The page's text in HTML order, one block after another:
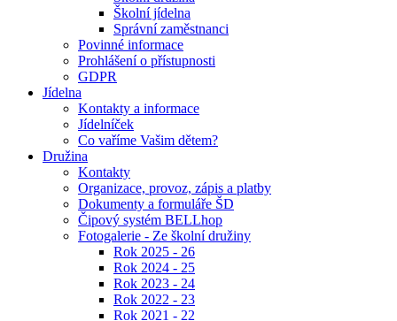
Školní jídelna
Správní zaměstnanci
Povinné informace
Prohlášení o přístupnosti
GDPR
Jídelna
Kontakty a informace
Jídelníček
Co vaříme Vašim dětem?
Družina
Kontakty
Organizace, provoz, zápis a platby
Dokumenty a formuláře ŠD
Čipový systém BELLhop
Fotogalerie - Ze školní družiny
Rok 2025 - 26
Rok 2024 - 25
Rok 2023 - 24
Rok 2022 - 23
Rok 2021 - 22